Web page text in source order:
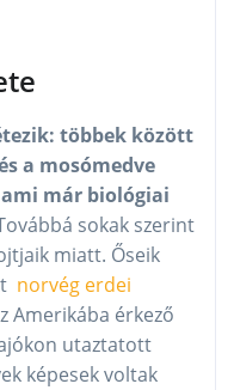
többek között
a mosómedve
már biológiai
sokak szerint
miatt. Őseik
norvég erdei
Amerikába érkező
utaztatott
képesek voltak